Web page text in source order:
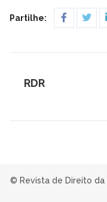
Partilhe:
RDR
© Revista de Direito da